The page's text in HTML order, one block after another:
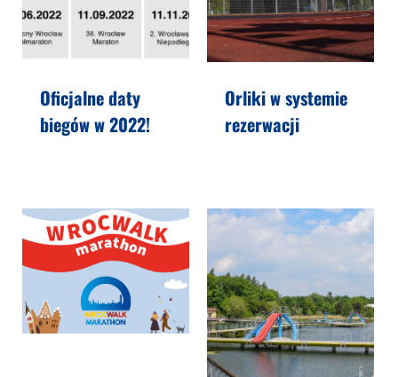
Oficjalne daty
biegów w 2022!
Orliki w systemie
rezerwacji